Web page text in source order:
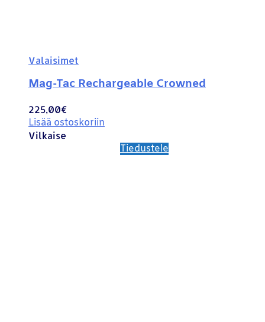
Valaisimet
Mag-Tac Rechargeable Crowned
225,00€
Lisää ostoskoriin
Vilkaise
Tiedustele